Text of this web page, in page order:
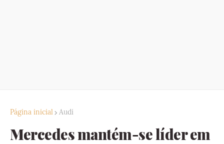
Página inicial Audi
Mercedes mantém-se líder em